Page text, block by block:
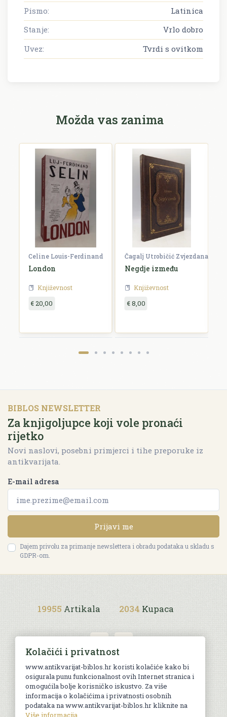
Pismo:
Latinica
Stanje:
Vrlo dobro
Uvez:
Tvrdi s ovitkom
Možda vas zanima
Celine Louis-Ferdinand
London
Književnost
€ 20,00
Čagalj Utrobičić Zvjezdana
Negdje između
Književnost
€ 8,00
BIBLOS NEWSLETTER
Za knjigoljupce koji vole pronaći
rijetko
Novi naslovi, posebni primjerci i tihe preporuke iz
antikvarijata.
E-mail adresa
Prijavi me
Dajem privolu za primanje newslettera i obradu podataka u skladu s
GDPR-om.
19955 Artikala 2034 Kupaca
Uvjeti kupnje
Kolačići i privatnost
www.antikvarijat-biblos.hr koristi kolačiće kako bi
osigurala punu funkcionalnost ovih Internet stranica i
omogućila bolje korisničko iskustvo. Za više
informacija o kolačićima i privatnosti osobnih
podataka na www.antikvarijat-biblos.hr kliknite na
Više informacija